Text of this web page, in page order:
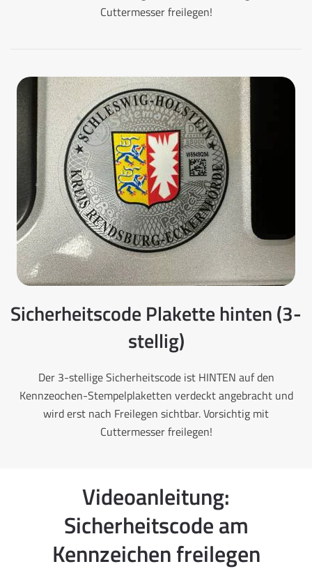
Cuttermesser freilegen!
Sicherheitscode Plakette hinten (3-
stellig)
Der 3-stellige Sicherheitscode ist HINTEN auf den
Kennzeochen-Stempelplaketten verdeckt angebracht und
wird erst nach Freilegen sichtbar. Vorsichtig mit
Cuttermesser freilegen!
Videoanleitung:
Sicherheitscode am
Kennzeichen freilegen